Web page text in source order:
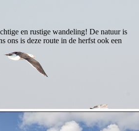
en rustige wandeling! De natuur is
ons is deze route in de herfst ook een